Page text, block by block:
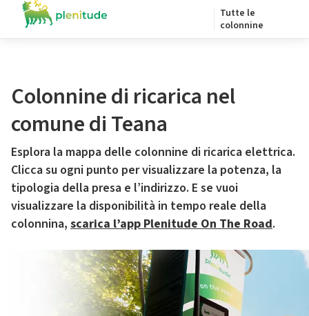
Tutte le
colonnine
Colonnine di ricarica nel
comune di Teana
Esplora la mappa delle colonnine di ricarica elettrica.
Clicca su ogni punto per visualizzare la potenza, la
tipologia della presa e l’indirizzo. E se vuoi
visualizzare la disponibilità in tempo reale della
colonnina, scarica l’app Plenitude On The Road.